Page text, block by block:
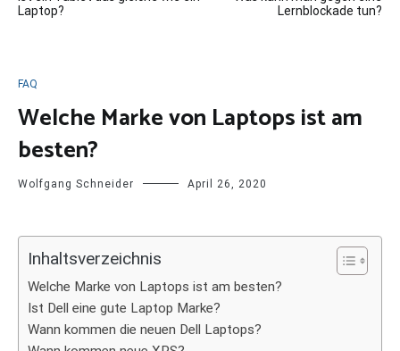
Laptop?
Lernblockade tun?
FAQ
Welche Marke von Laptops ist am
besten?
Wolfgang Schneider April 26, 2020
Inhaltsverzeichnis
Welche Marke von Laptops ist am besten?
Ist Dell eine gute Laptop Marke?
Wann kommen die neuen Dell Laptops?